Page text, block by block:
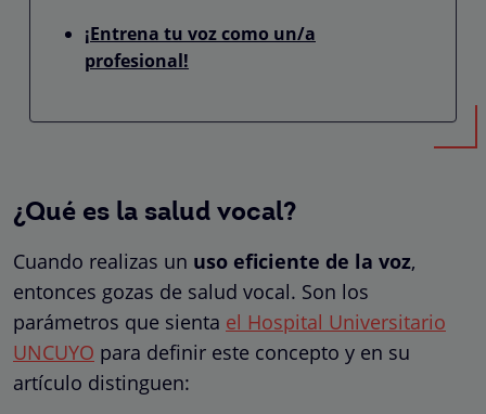
¡Entrena tu voz como un/a
profesional!
¿Qué es la salud vocal?
Cuando realizas un uso eficiente de la voz,
entonces gozas de salud vocal. Son los
parámetros que sienta el Hospital Universitario
UNCUYO para definir este concepto y en su
artículo distinguen: